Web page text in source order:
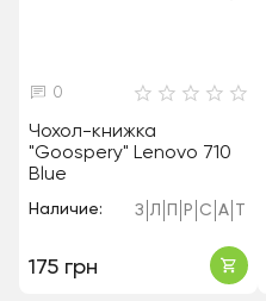
0
Чохол-книжка
"Goospery" Lenovo 710
Blue
Наличие: З Л Р С А
175 грн